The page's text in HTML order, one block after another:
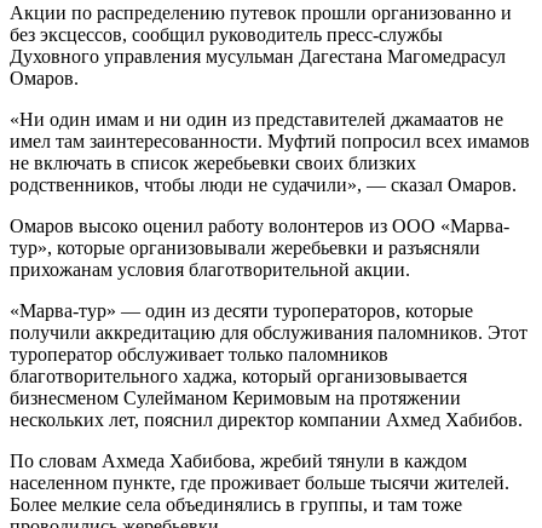
Акции по распределению путевок прошли организованно и
без эксцессов, сообщил руководитель пресс-службы
Духовного управления мусульман Дагестана Магомедрасул
Омаров.
«Ни один имам и ни один из представителей джамаатов не
имел там заинтересованности. Муфтий попросил всех имамов
не включать в список жеребьевки своих близких
родственников, чтобы люди не судачили», — сказал Омаров.
Омаров высоко оценил работу волонтеров из ООО «Марва-
тур», которые организовывали жеребьевки и разъясняли
прихожанам условия благотворительной акции.
«Марва-тур» — один из десяти туроператоров, которые
получили аккредитацию для обслуживания паломников. Этот
туроператор обслуживает только паломников
благотворительного хаджа, который организовывается
бизнесменом Сулейманом Керимовым на протяжении
нескольких лет, пояснил директор компании Ахмед Хабибов.
По словам Ахмеда Хабибова, жребий тянули в каждом
населенном пункте, где проживает больше тысячи жителей.
Более мелкие села объединялись в группы, и там тоже